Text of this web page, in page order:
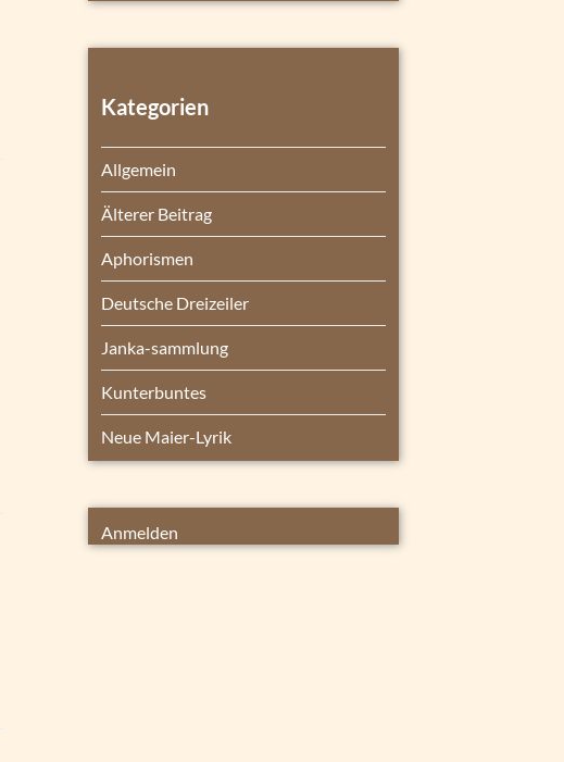
Kategorien
Allgemein
Älterer Beitrag
Aphorismen
Deutsche Dreizeiler
Janka-sammlung
Kunterbuntes
Neue Maier-Lyrik
Anmelden